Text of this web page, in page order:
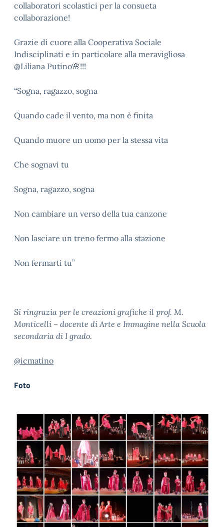
collaboratori scolastici per la consueta
collaborazione!
Grazie di cuore alla Cooperativa Sociale
Indisciplinati e in particolare alla meravigliosa
@Liliana Putino🌸!!!
“Sogna, ragazzo, sogna
Quando cade il vento, ma non è finita
Quando muore un uomo per la stessa vita
Che sognavi tu
Sogna, ragazzo, sogna
Non cambiare un verso della tua canzone
Non lasciare un treno fermo alla stazione
Non fermarti tu”
Si ringrazia per le creazioni grafiche il prof. M.
Monticelli – docente di Arte e Immagine nella Scuola
secondaria di I grado.
@icmatino
Foto